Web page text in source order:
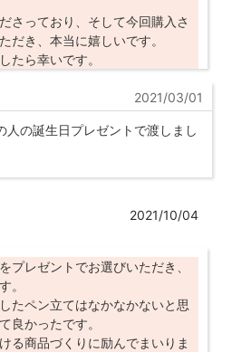
さっており、そして今回購入さ
だき、本当に嬉しいです。
たら幸いです。
2021/03/01
人の誕生日プレゼントで渡しまし
2021/10/04
プレゼントでお選びいただき、
。
たペン立てはなかなかないと思
良かったです。
る商品づくりに励んでまいりま